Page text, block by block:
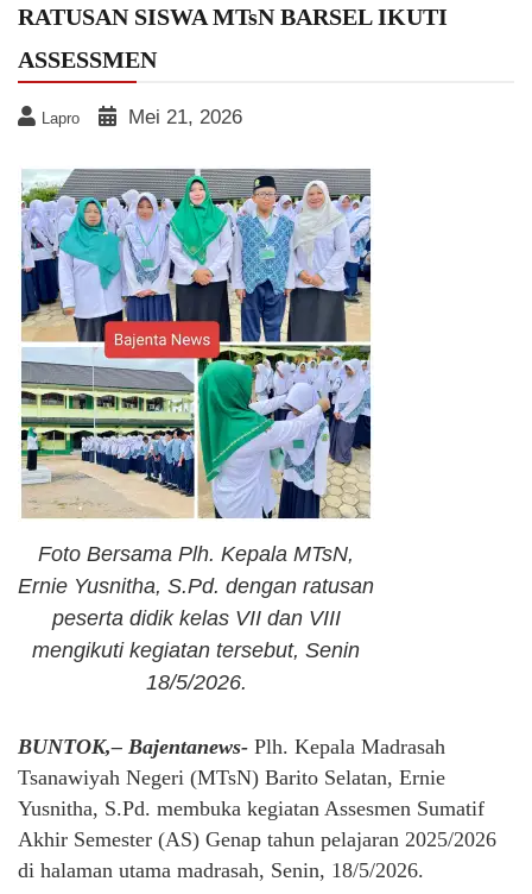
RATUSAN SISWA MTsN BARSEL IKUTI
ASSESSMEN
Lapro Mei 21, 2026
Foto Bersama Plh. Kepala MTsN,
Ernie Yusnitha, S.Pd. dengan ratusan
peserta didik kelas VII dan VIII
mengikuti kegiatan tersebut, Senin
18/5/2026.
BUNTOK,– Bajentanews- Plh. Kepala Madrasah
Tsanawiyah Negeri (MTsN) Barito Selatan, Ernie
Yusnitha, S.Pd. membuka kegiatan Assesmen Sumatif
Akhir Semester (AS) Genap tahun pelajaran 2025/2026
di halaman utama madrasah, Senin, 18/5/2026.